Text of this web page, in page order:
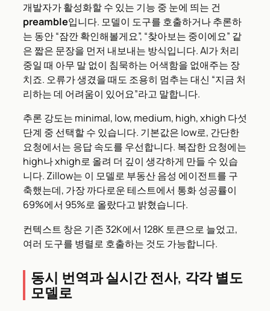
개발자가 활성화할 수 있는 기능 중 눈에 띄는 건
preamble입니다. 모델이 도구를 호출하거나 추론하
는 동안 “잠깐 확인해볼게요”, “찾아보는 중이에요” 같
은 짧은 문장을 먼저 내보내는 방식입니다. AI가 처리
중일 때 아무 말 없이 침묵하는 어색함을 없애주는 장
치죠. 오류가 생겼을 때도 조용히 멈추는 대신 “지금 처
리하는 데 어려움이 있어요”라고 말합니다.
추론 강도는 minimal, low, medium, high, xhigh 다섯
단계 중 선택할 수 있습니다. 기본값은 low로, 간단한
요청에서는 응답 속도를 우선합니다. 복잡한 요청에는
high나 xhigh로 올려 더 깊이 생각하게 만들 수 있습
니다. Zillow는 이 모델로 부동산 음성 에이전트를 구
축했는데, 가장 까다로운 테스트에서 통화 성공률이
69%에서 95%로 올랐다고 밝혔습니다.
컨텍스트 창은 기존 32K에서 128K 토큰으로 늘었고,
여러 도구를 병렬로 호출하는 것도 가능합니다.
동시 번역과 실시간 전사, 각각 별도
모델로